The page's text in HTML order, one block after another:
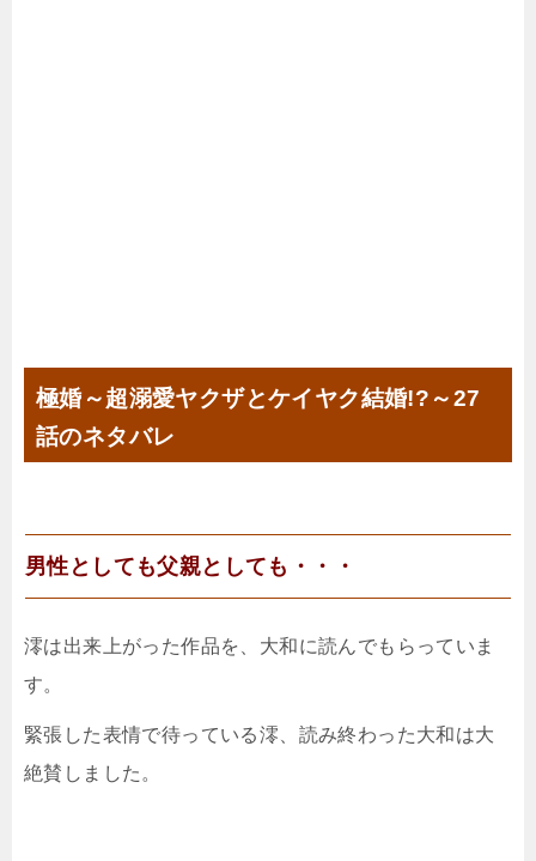
極婚～超溺愛ヤクザとケイヤク結婚!?～27
話のネタバレ
男性としても父親としても・・・
澪は出来上がった作品を、大和に読んでもらっていま
す。
緊張した表情で待っている澪、読み終わった大和は大
絶賛しました。